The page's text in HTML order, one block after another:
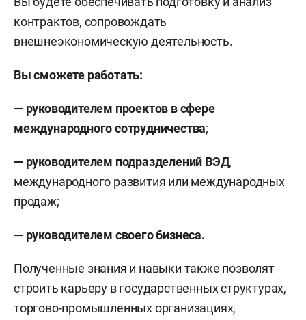
контрактов, сопровождать
внешнеэкономическую деятельность.
Вы сможете работать:
— руководителем проектов в сфере
международного сотрудничества;
— руководителем подразделений ВЭД,
международного развития или международных
продаж;
— руководителем своего бизнеса.
Полученные знания и навыки также позволят
строить карьеру в государственных структурах,
торгово-промышленных организациях,